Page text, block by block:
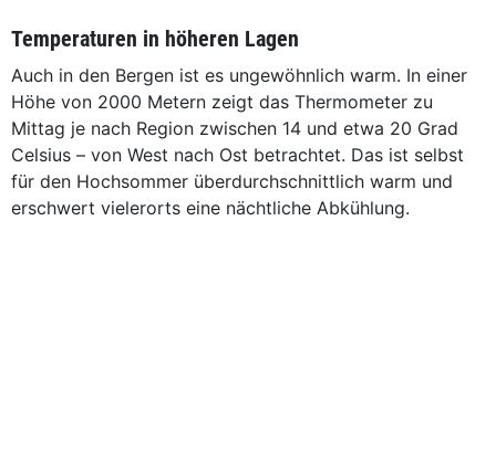
Temperaturen in höheren Lagen
Auch in den Bergen ist es ungewöhnlich warm. In einer
Höhe von 2000 Metern zeigt das Thermometer zu
Mittag je nach Region zwischen 14 und etwa 20 Grad
Celsius – von West nach Ost betrachtet. Das ist selbst
für den Hochsommer überdurchschnittlich warm und
erschwert vielerorts eine nächtliche Abkühlung.